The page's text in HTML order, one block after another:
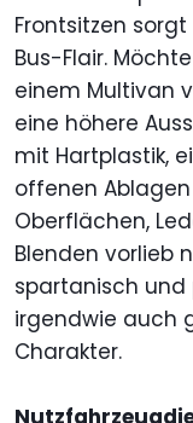
Frontsitzen
Bus-Flair.
einem Multivan
eine höhere
mit Hartplastik,
offenen
Oberflächen,
Blenden vorlieb
spartanisch
irgendwie auch
Charakter.